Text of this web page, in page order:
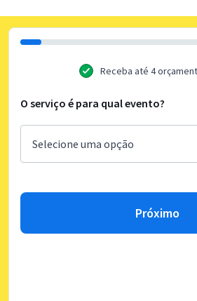
Receba até 4
O serviço é para qual evento?
Próximo